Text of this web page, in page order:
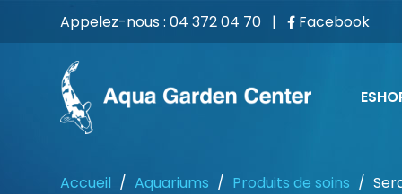
Appelez-nous : 04 372 04 70 | Facebook
Accueil Aquariums Produits de soins